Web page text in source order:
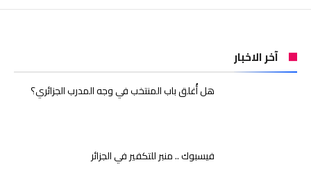
آخر الاخبار
هل أُغلق باب المنتخب في وجه المدرب الجزائري؟
فيسبوك .. منبر للتكفير في الجزائر